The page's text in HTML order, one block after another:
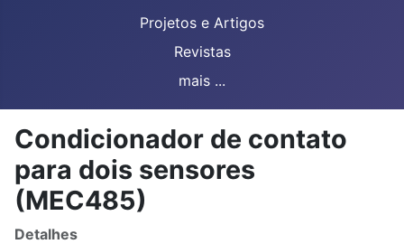
Projetos e Artigos
Revistas
mais ...
Condicionador de contato
para dois sensores
(MEC485)
Detalhes